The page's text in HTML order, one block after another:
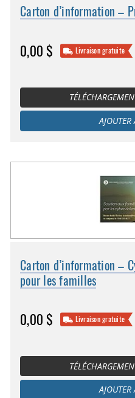
Carton d’information –
0,00 $ Livraison gratuite
Carton d’information –
pour les familles
0,00 $ Livraison gratuite